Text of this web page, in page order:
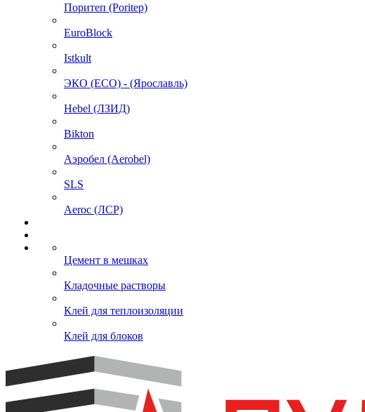
Поритеп (Poritep)
EuroBlock
Istkult
ЭКО (ECO) - (Ярославль)
Hebel (ЛЗИД)
Bikton
Аэробел (Aerobel)
SLS
Aeroc (ЛСР)
Цемент в мешках
Кладочные растворы
Клей для теплоизоляции
Клей для блоков